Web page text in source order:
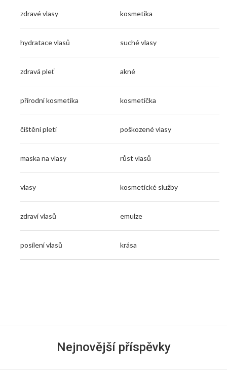
zdravé vlasy kosmetika
hydratace vlasů suché vlasy
zdravá pleť akné
přírodní kosmetika kosmetička
čištění pleti poškozené vlasy
maska na vlasy růst vlasů
vlasy kosmetické služby
zdraví vlasů emulze
posílení vlasů krása
Nejnovější příspěvky